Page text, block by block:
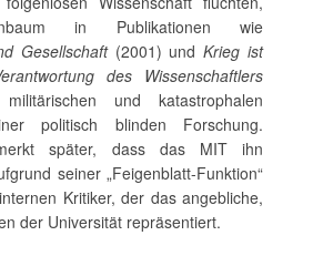
in Publikationen wie
Gesellschaft(2001) undKrieg ist
des Wissenschaftlers
und katastrophalen
politisch blinden Forschung.
später, dass das MIT ihn
seiner „Feigenblatt-Funktion“
Kritiker, der das angebliche,
der Universität repräsentiert.